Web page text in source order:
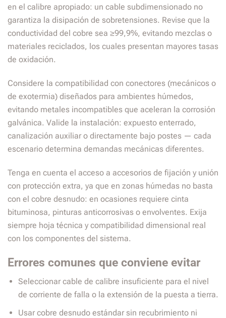
en el calibre apropiado: un cable subdimensionado no
garantiza la disipación de sobretensiones. Revise que la
conductividad del cobre sea ≥99,9%, evitando mezclas o
materiales reciclados, los cuales presentan mayores tasas
de oxidación.
Considere la compatibilidad con conectores (mecánicos o
de exotermia) diseñados para ambientes húmedos,
evitando metales incompatibles que aceleran la corrosión
galvánica. Valide la instalación: expuesto enterrado,
canalización auxiliar o directamente bajo postes — cada
escenario determina demandas mecánicas diferentes.
Tenga en cuenta el acceso a accesorios de fijación y unión
con protección extra, ya que en zonas húmedas no basta
con el cobre desnudo: en ocasiones requiere cinta
bituminosa, pinturas anticorrosivas o envolventes. Exija
siempre hoja técnica y compatibilidad dimensional real
con los componentes del sistema.
Errores comunes que conviene evitar
Seleccionar cable de calibre insuficiente para el nivel
de corriente de falla o la extensión de la puesta a tierra.
Usar cobre desnudo estándar sin recubrimiento ni